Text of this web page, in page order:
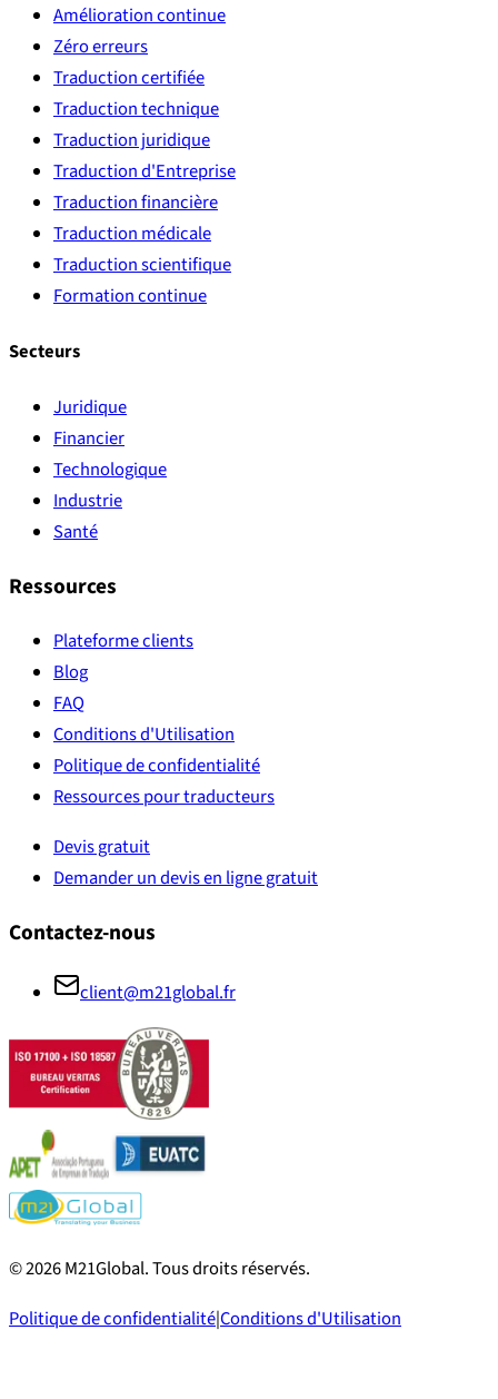
Amélioration continue
Zéro erreurs
Traduction certifiée
Traduction technique
Traduction juridique
Traduction d'Entreprise
Traduction financière
Traduction médicale
Traduction scientifique
Formation continue
Secteurs
Juridique
Financier
Technologique
Industrie
Santé
Ressources
Plateforme clients
Blog
FAQ
Conditions d'Utilisation
Politique de confidentialité
Ressources pour traducteurs
Devis gratuit
Demander un devis en ligne gratuit
Contactez-nous
client@m21global.fr
©2026M21Global.Tous droits réservés.
Politique de confidentialité|Conditions d'Utilisation